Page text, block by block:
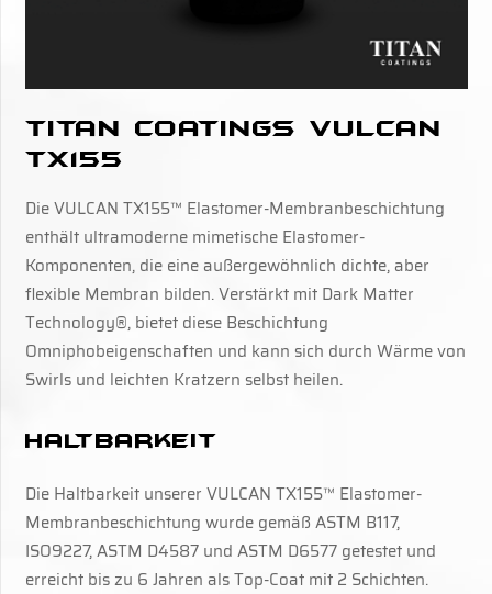
Titan Coatings Vulcan
TX155
Die VULCAN TX155™ Elastomer-Membranbeschichtung
enthält ultramoderne mimetische Elastomer-
Komponenten, die eine außergewöhnlich dichte, aber
flexible Membran bilden. Verstärkt mit Dark Matter
Technology®, bietet diese Beschichtung
Omniphobeigenschaften und kann sich durch Wärme von
Swirls und leichten Kratzern selbst heilen.
Haltbarkeit
Die Haltbarkeit unserer VULCAN TX155™ Elastomer-
Membranbeschichtung wurde gemäß ASTM B117,
ISO9227, ASTM D4587 und ASTM D6577 getestet und
erreicht bis zu 6 Jahren als Top-Coat mit 2 Schichten.